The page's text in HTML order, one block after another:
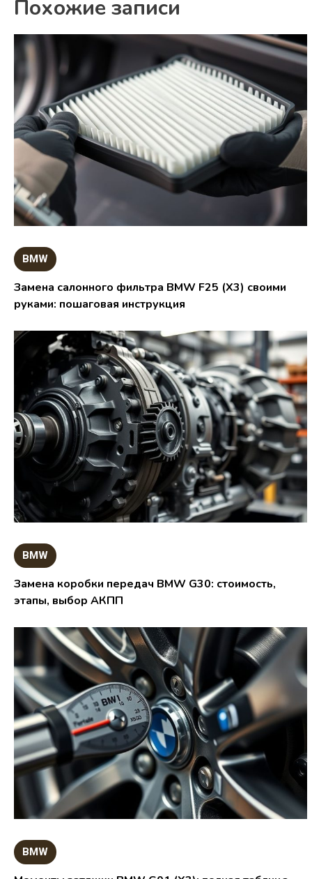
Похожие записи
BMW
Замена салонного фильтра BMW F25 (X3) своими
руками: пошаговая инструкция
BMW
Замена коробки передач BMW G30: стоимость,
этапы, выбор АКПП
BMW